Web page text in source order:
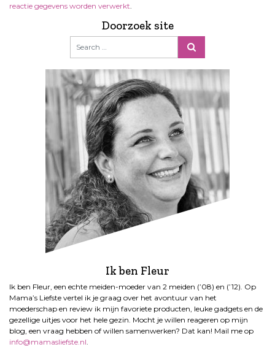
reactie gegevens worden verwerkt
Doorzoek site
Ik ben Fleur
Ik ben Fleur, een echte meiden-moeder van 2 meiden (’08) en (’12). Op
Mama’s Liefste vertel ik je graag over het avontuur van het
moederschap en review ik mijn favoriete producten, leuke gadgets en de
gezellige uitjes voor het hele gezin. Mocht je willen reageren op mijn
blog, een vraag hebben of willen samenwerken? Dat kan! Mail me op
info@mamasliefste.nl